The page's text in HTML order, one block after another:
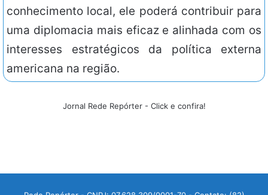
conhecimento local, ele poderá contribuir para
uma diplomacia mais eficaz e alinhada com os
interesses estratégicos da política externa
americana na região.
Jornal Rede Repórter - Click e confira!